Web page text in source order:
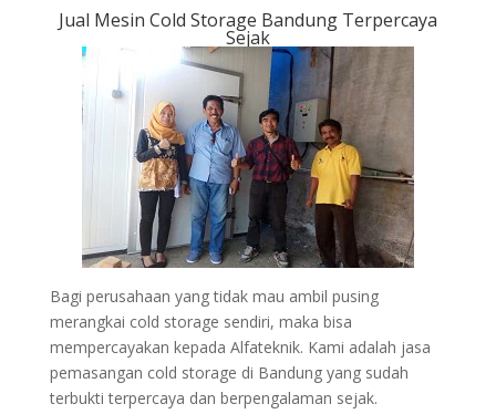
Jual Mesin Cold Storage Bandung Terpercaya
Sejak
Bagi perusahaan yang tidak mau ambil pusing
merangkai cold storage sendiri, maka bisa
mempercayakan kepada Alfateknik. Kami adalah jasa
pemasangan cold storage di Bandung yang sudah
terbukti terpercaya dan berpengalaman sejak.